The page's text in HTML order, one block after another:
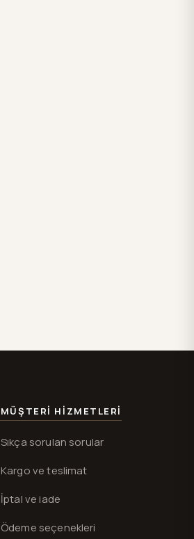
MÜŞTERI HIZMETLERI
Sıkça sorulan sorular
Kargo ve teslimat
İptal ve iade
Ödeme seçenekleri